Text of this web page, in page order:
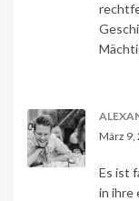
März 9,
Es ist
in ihre